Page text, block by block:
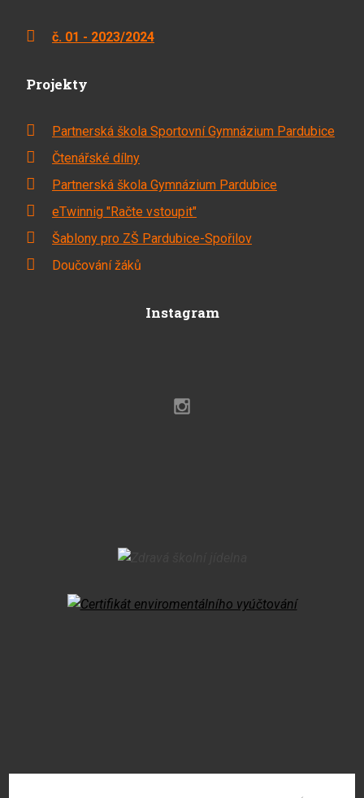
č. 01 - 2023/2024
Projekty
Partnerská škola Sportovní Gymnázium Pardubice
Čtenářské dílny
Partnerská škola Gymnázium Pardubice
eTwinnig "Račte vstoupit"
Šablony pro ZŠ Pardubice-Spořilov
Doučování žáků
Instagram